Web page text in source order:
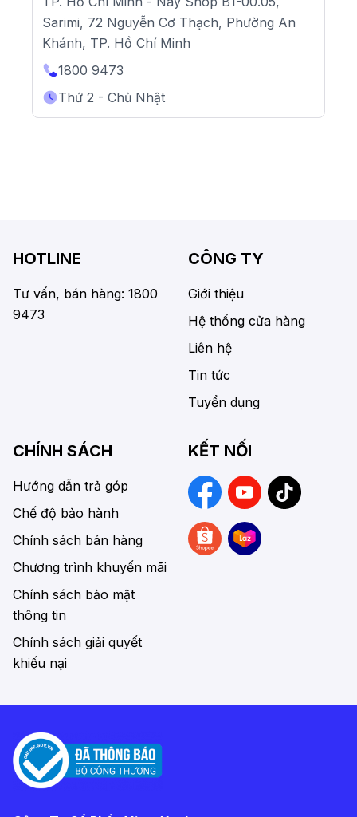
Sarimi, 72 Nguyễn Cơ Thạch, Phường An
Khánh, TP. Hồ Chí Minh
1800 9473
Thứ 2 - Chủ Nhật
HOTLINE
Tư vấn, bán hàng: 1800
9473
CÔNG TY
Giới thiệu
Hệ thống cửa hàng
Liên hệ
Tin tức
Tuyển dụng
CHÍNH SÁCH
Hướng dẫn trả góp
Chế độ bảo hành
Chính sách bán hàng
Chương trình khuyến mãi
Chính sách bảo mật
thông tin
Chính sách giải quyết
khiếu nại
KẾT NỐI